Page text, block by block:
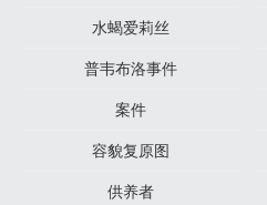
水蝎爱莉丝
普韦布洛事件
案件
容貌复原图
供养者